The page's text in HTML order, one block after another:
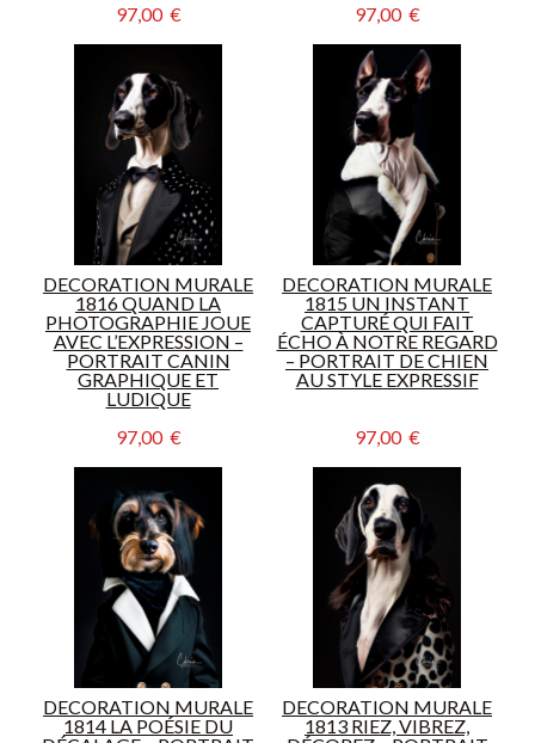
97,00  €
97,00  €
DECORATION MURALE
1816 QUAND LA
PHOTOGRAPHIE JOUE
AVEC L’EXPRESSION –
PORTRAIT CANIN
GRAPHIQUE ET
LUDIQUE
97,00  €
DECORATION MURALE
1815 UN INSTANT
CAPTURÉ QUI FAIT
ÉCHO À NOTRE REGARD
– PORTRAIT DE CHIEN
AU STYLE EXPRESSIF
97,00  €
DECORATION MURALE
1814 LA POÉSIE DU
DECORATION MURALE
1813 RIEZ, VIBREZ,